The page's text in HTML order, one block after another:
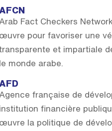
AFCN
Arab Fact Checkers
œuvre pour favoriser une
et impartiale
le monde arabe.
AFD
Agence française de
institution financière
œuvre la politique de